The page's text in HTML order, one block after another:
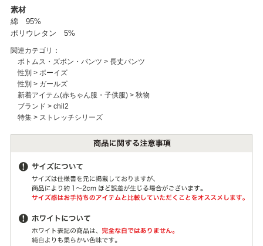
素材
綿 95%
ポリウレタン 5%
関連カテゴリ：
ボトムス・ズボン・パンツ > 長丈パンツ
性別 > ボーイズ
性別 > ガールズ
新着アイテム(赤ちゃん服・子供服)> 秋物
ブランド > chil2
特集> ストレッチシリーズ